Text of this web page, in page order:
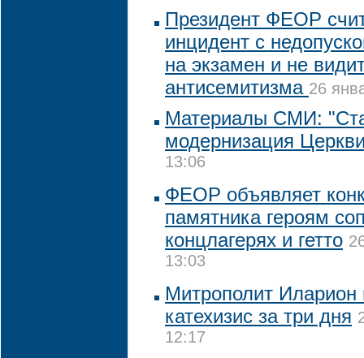
Президент ФЕОР
инцидент с
на экзамен и не
антисемитизма 26
Материалы СМИ:
модернизация
13:06
ФЕОР объявляет
памятника героям
концлагерях и гетто
13:03
Митрополит Иларион
катехизис за три дня
12:17